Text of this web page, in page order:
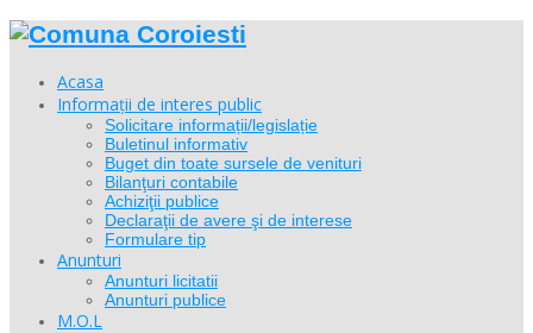
Acasa
Informații de interes public
Solicitare informații/legislație
Buletinul informativ
Buget din toate sursele de venituri
Bilanţuri contabile
Achiziţii publice
Declaraţii de avere şi de interese
Formulare tip
Anunturi
Anunturi licitatii
Anunturi publice
M.O.L